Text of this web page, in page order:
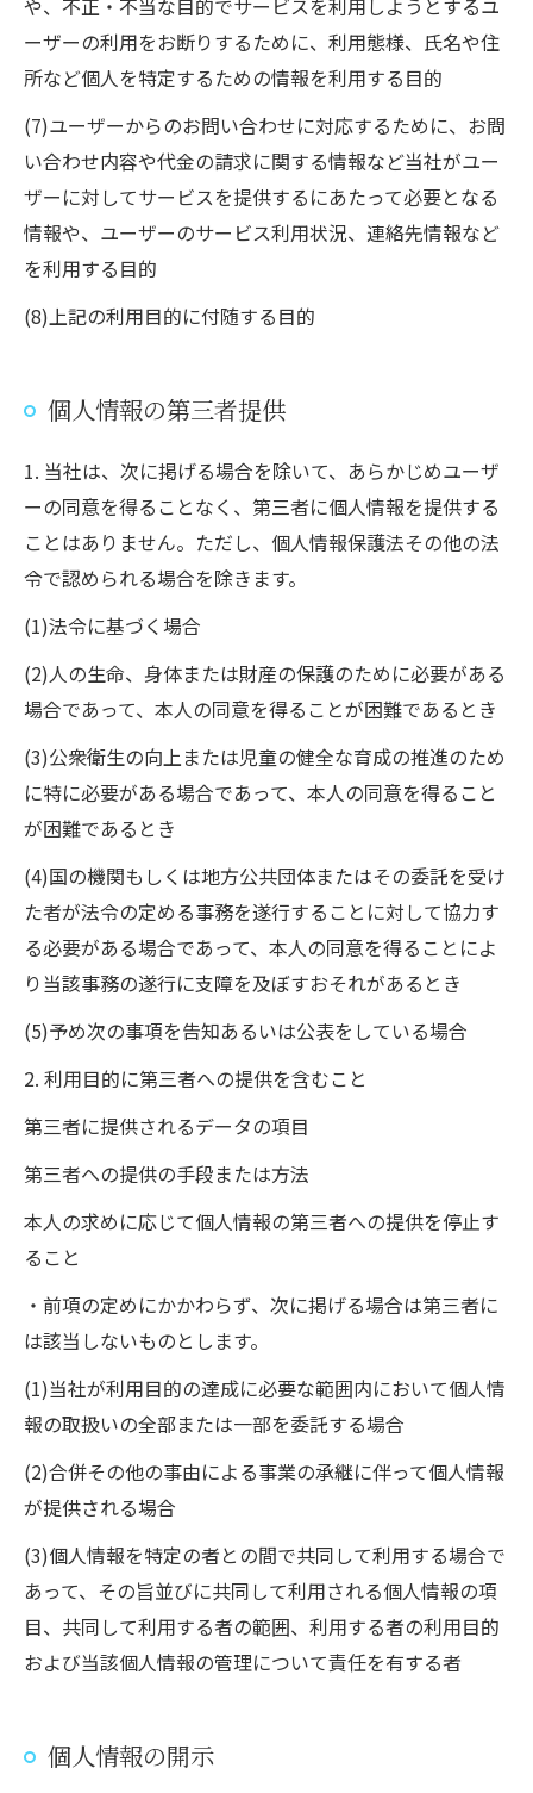
や、不正・不当な目的でサービスを利用しようとするユ
ーザーの利用をお断りするために、利用態様、氏名や住
所など個人を特定するための情報を利用する目的
(7)ユーザーからのお問い合わせに対応するために、お問
い合わせ内容や代金の請求に関する情報など当社がユー
ザーに対してサービスを提供するにあたって必要となる
情報や、ユーザーのサービス利用状況、連絡先情報など
を利用する目的
(8)上記の利用目的に付随する目的
個人情報の第三者提供
1. 当社は、次に掲げる場合を除いて、あらかじめユーザ
ーの同意を得ることなく、第三者に個人情報を提供する
ことはありません。ただし、個人情報保護法その他の法
令で認められる場合を除きます。
(1)法令に基づく場合
(2)人の生命、身体または財産の保護のために必要がある
場合であって、本人の同意を得ることが困難であるとき
(3)公衆衛生の向上または児童の健全な育成の推進のため
に特に必要がある場合であって、本人の同意を得ること
が困難であるとき
(4)国の機関もしくは地方公共団体またはその委託を受け
た者が法令の定める事務を遂行することに対して協力す
る必要がある場合であって、本人の同意を得ることによ
り当該事務の遂行に支障を及ぼすおそれがあるとき
(5)予め次の事項を告知あるいは公表をしている場合
2. 利用目的に第三者への提供を含むこと
第三者に提供されるデータの項目
第三者への提供の手段または方法
本人の求めに応じて個人情報の第三者への提供を停止す
ること
・前項の定めにかかわらず、次に掲げる場合は第三者に
は該当しないものとします。
(1)当社が利用目的の達成に必要な範囲内において個人情
報の取扱いの全部または一部を委託する場合
(2)合併その他の事由による事業の承継に伴って個人情報
が提供される場合
(3)個人情報を特定の者との間で共同して利用する場合で
あって、その旨並びに共同して利用される個人情報の項
目、共同して利用する者の範囲、利用する者の利用目的
および当該個人情報の管理について責任を有する者
個人情報の開示